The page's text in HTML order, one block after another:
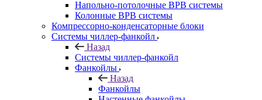
Напольно-потолочные ВРВ системы
Колонные ВРВ системы
Компрессорно-конденсаторные блоки
Системы чиллер-фанкойл
Назад
Системы чиллер-фанкойл
Фанкойлы
Назад
Фанкойлы